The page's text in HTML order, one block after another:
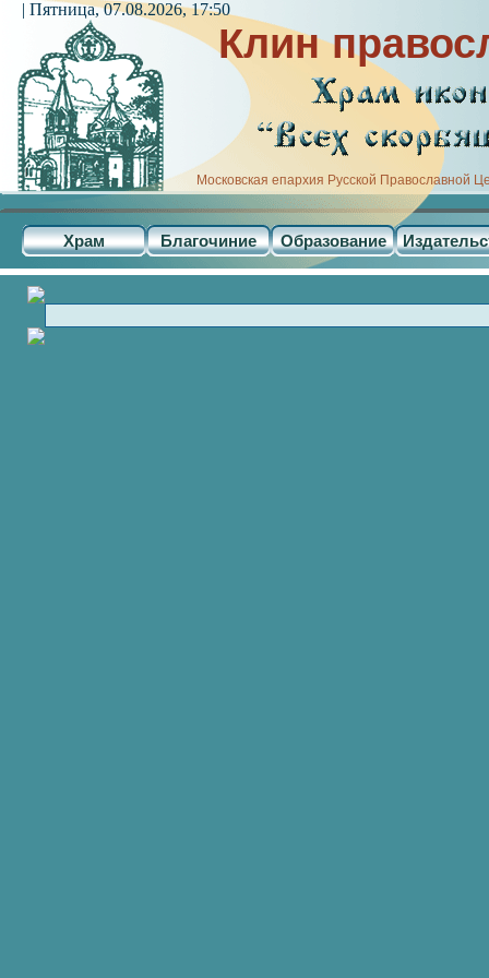
Клин
Московская епархия Русской Православной
Храм Благочиние Образование
| Пятница, 07.08.2026, 17:50